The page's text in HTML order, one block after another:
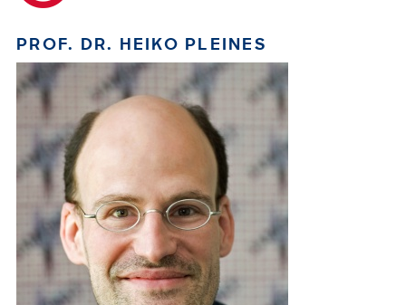
PROF. DR. HEIKO PLEINES